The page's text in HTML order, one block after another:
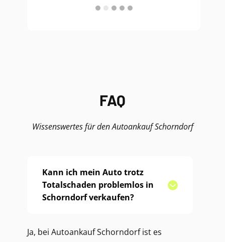
FAQ
Wissenswertes für den Autoankauf Schorndorf
Kann ich mein Auto trotz
Totalschaden problemlos in
Schorndorf verkaufen?
Ja, bei Autoankauf Schorndorf ist es